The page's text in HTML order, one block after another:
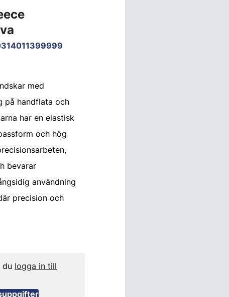
med
på handflata och
har en elastisk
och hög
bevarar
användning
precision och
du logga in till